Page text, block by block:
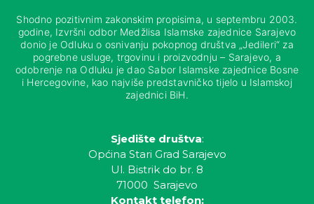
Shodno pozitivnim zakonskim propisima, u septembru 2003.
godine, Izvršni odbor Medžlisa Islamske zajednice Sarajevo
donio je Odluku o osnivanju pokopnog društva „Jedileri“ za
pogrebne usluge, trgovinu i proizvodnju – Sarajevo, a
odobrenje na Odluku je dao Sabor Islamske zajednice Bosne
i Hercegovine, kao najviše predstavničko tijelo u Islamskoj
zajednici BiH.
Sjedište društva:
Općina Stari Grad Sarajevo
Ul. Bistrik do br. 8
71000 Sarajevo
Kontakt telefon: